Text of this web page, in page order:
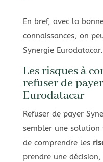
En bref, avec la
connaissances, on
Synergie Eurodatacar.
Les risques à
refuser de
Eurodatacar
Refuser de payer
sembler une
de comprendre les
prendre une